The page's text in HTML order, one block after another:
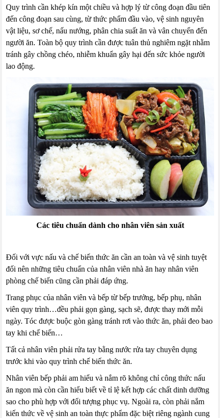
Quy trình cần khép kín một chiều và hợp lý từ công đoạn đầu tiên
đến công đoạn sau cùng, từ thức phẩm đầu vào, vệ sinh nguyên
vật liệu, sơ chế, nấu nướng, phân chia suất ăn và vân chuyển đến
người ăn. Toàn bộ quy trình cần được tuân thủ nghiêm ngặt nhằm
tránh gây chồng chéo, nhiễm khuẩn gây hại đến sức khỏe người
lao động.
Các tiêu chuẩn dành cho nhân viên sản xuất
Đối với vực nấu và chế biến thức ăn cần an toàn và vệ sinh tuyệt
đối nên những tiêu chuẩn của nhân viên nhà ăn hay nhân viên
phòng chế biến cũng cần phải đáp ứng.
Trang phục của nhân viên và bếp từ bếp trưởng, bếp phụ, nhân
viên quy trình…đều phải gọn gàng, sạch sẽ, được thay mới mỗi
ngày. Tóc được buộc gòn gàng tránh rơi vào thức ăn, phải đeo bao
tay khi chế biến…
Tất cả nhân viên phải rửa tay bằng nước rửa tay chuyên dụng
trước khi vào quy trình chế biến thức ăn.
Nhân viên bếp phải am hiểu và nắm rõ không chỉ công thức nấu
ăn ngon mà còn cần hiểu biết về tỉ lệ kết hợp các chất dinh dưỡng
sao cho phù hợp với đối tượng phục vụ. Ngoài ra, còn phải nắm
kiến thức về vệ sinh an toàn thực phẩm đặc biệt riêng ngành cung